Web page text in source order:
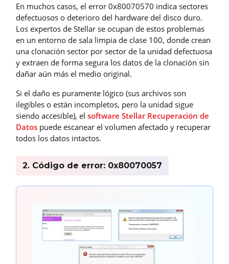
En muchos casos, el error 0x80070570 indica sectores
defectuosos o deterioro del hardware del disco duro.
Los expertos de Stellar se ocupan de estos problemas
en un entorno de sala limpia de clase 100, donde crean
una clonación sector por sector de la unidad defectuosa
y extraen de forma segura los datos de la clonación sin
dañar aún más el medio original.
Si el daño es puramente lógico (sus archivos son
ilegibles o están incompletos, pero la unidad sigue
siendo accesible), el software Stellar Recuperación de
Datos puede escanear el volumen afectado y recuperar
todos los datos intactos.
2. Código de error: 0x80070057